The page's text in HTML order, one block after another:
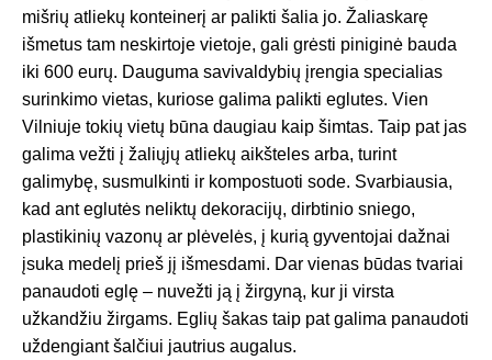
mišrių atliekų konteinerį ar palikti šalia jo. Žaliaskarę
išmetus tam neskirtoje vietoje, gali grėsti piniginė bauda
iki 600 eurų. Dauguma savivaldybių įrengia specialias
surinkimo vietas, kuriose galima palikti eglutes. Vien
Vilniuje tokių vietų būna daugiau kaip šimtas. Taip pat jas
galima vežti į žaliųjų atliekų aikšteles arba, turint
galimybę, susmulkinti ir kompostuoti sode. Svarbiausia,
kad ant eglutės neliktų dekoracijų, dirbtinio sniego,
plastikinių vazonų ar plėvelės, į kurią gyventojai dažnai
įsuka medelį prieš jį išmesdami. Dar vienas būdas tvariai
panaudoti eglę – nuvežti ją į žirgyną, kur ji virsta
užkandžiu žirgams. Eglių šakas taip pat galima panaudoti
uždengiant šalčiui jautrius augalus.